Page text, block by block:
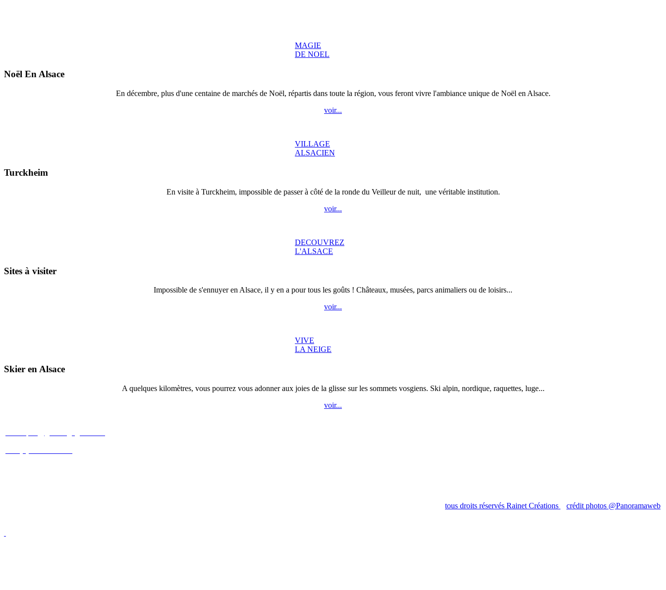
MAGIE
DE NOEL
Noël En Alsace
En décembre, plus d'une centaine de marchés de Noël, répartis dans toute la région, vous feront vivre l'ambiance unique de Noël en Alsace.
voir...
VILLAGE
ALSACIEN
Turckheim
En visite à Turckheim, impossible de passer à côté de la ronde du Veilleur de nuit, une véritable institution.
voir...
DECOUVREZ
L'ALSACE
Sites à visiter
Impossible de s'ennuyer en Alsace, il y en a pour tous les goûts ! Châteaux, musées, parcs animaliers ou de loisirs...
voir...
VIVE
LA NEIGE
Skier en Alsace
A quelques kilomètres, vous pourrez vous adonner aux joies de la glisse sur les sommets vosgiens. Ski alpin, nordique, raquettes, luge...
voir...
tous droits réservés Rainet Créations crédit photos @Panoramaweb